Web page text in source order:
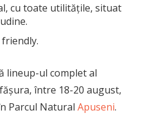
cu toate utilitățile, situat
lineup-ul complet al
între 18-20 august,
Parcul Natural Apuseni.